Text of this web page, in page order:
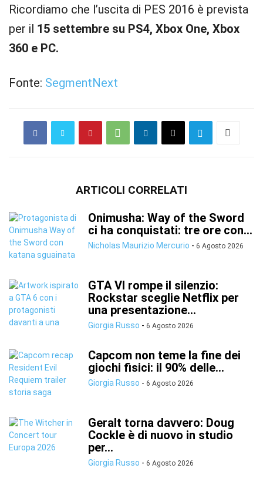
Ricordiamo che l’uscita di PES 2016 è prevista
per il 15 settembre su PS4, Xbox One, Xbox
360 e PC.
Fonte: SegmentNext
ARTICOLI CORRELATI
Onimusha: Way of the Sword
ci ha conquistati: tre ore con...
Nicholas Maurizio Mercurio - 6 Agosto 2026
GTA VI rompe il silenzio:
Rockstar sceglie Netflix per
una presentazione...
Giorgia Russo - 6 Agosto 2026
Capcom non teme la fine dei
giochi fisici: il 90% delle...
Giorgia Russo - 6 Agosto 2026
Geralt torna davvero: Doug
Cockle è di nuovo in studio
per...
Giorgia Russo - 6 Agosto 2026